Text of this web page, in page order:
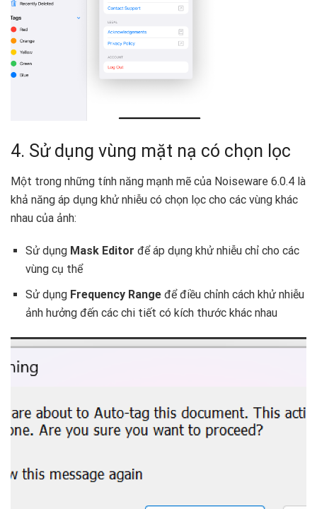
4. Sử dụng vùng mặt nạ có chọn lọc
Một trong những tính năng mạnh mẽ của Noiseware 6.0.4 là
khả năng áp dụng khử nhiễu có chọn lọc cho các vùng khác
nhau của ảnh:
Sử dụng Mask Editor để áp dụng khử nhiễu chỉ cho các
vùng cụ thể
Sử dụng Frequency Rangeđể điều chỉnh cách khử nhiễu
ảnh hưởng đến các chi tiết có kích thước khác nhau